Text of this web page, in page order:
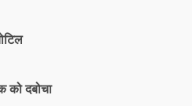
को दबोचा